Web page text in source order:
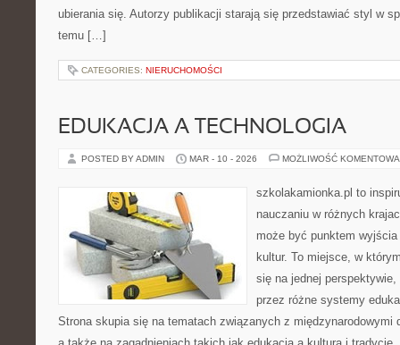
ubierania się. Autorzy publikacji starają się przedstawiać styl w
temu […]
CATEGORIES: NIERUCHOMOŚCI
EDUKACJA A TECHNOLOGIA
POSTED BY ADMIN MAR - 10 - 2026 MOŻLIWOŚĆ
szkolakamionka.pl to
nauczaniu w różnych
może być punktem
kultur. To miejsce, w
się na jednej
przez różne systemy
Strona skupia się na tematach związanych z międzynarodowymi